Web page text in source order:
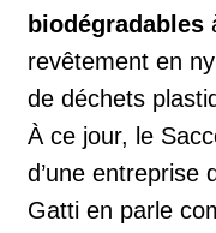
biodégradables
revêtement en
de déchets
À ce jour, le
d’une entreprise
Gatti en parle